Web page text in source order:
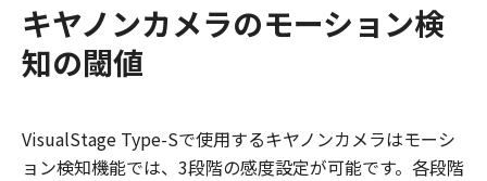
キヤノンカメラのモーション検
知の閾値
VisualStage Type-Sで使用するキヤノンカメラはモーシ
ョン検知機能では、3段階の感度設定が可能です。各段階